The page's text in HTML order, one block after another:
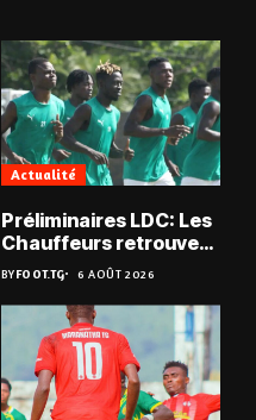
Actualité
Préliminaires LDC: Les
Chauffeurs retrouvent
les Mimos
BYFOOT.TG 6 AOÛT 2026